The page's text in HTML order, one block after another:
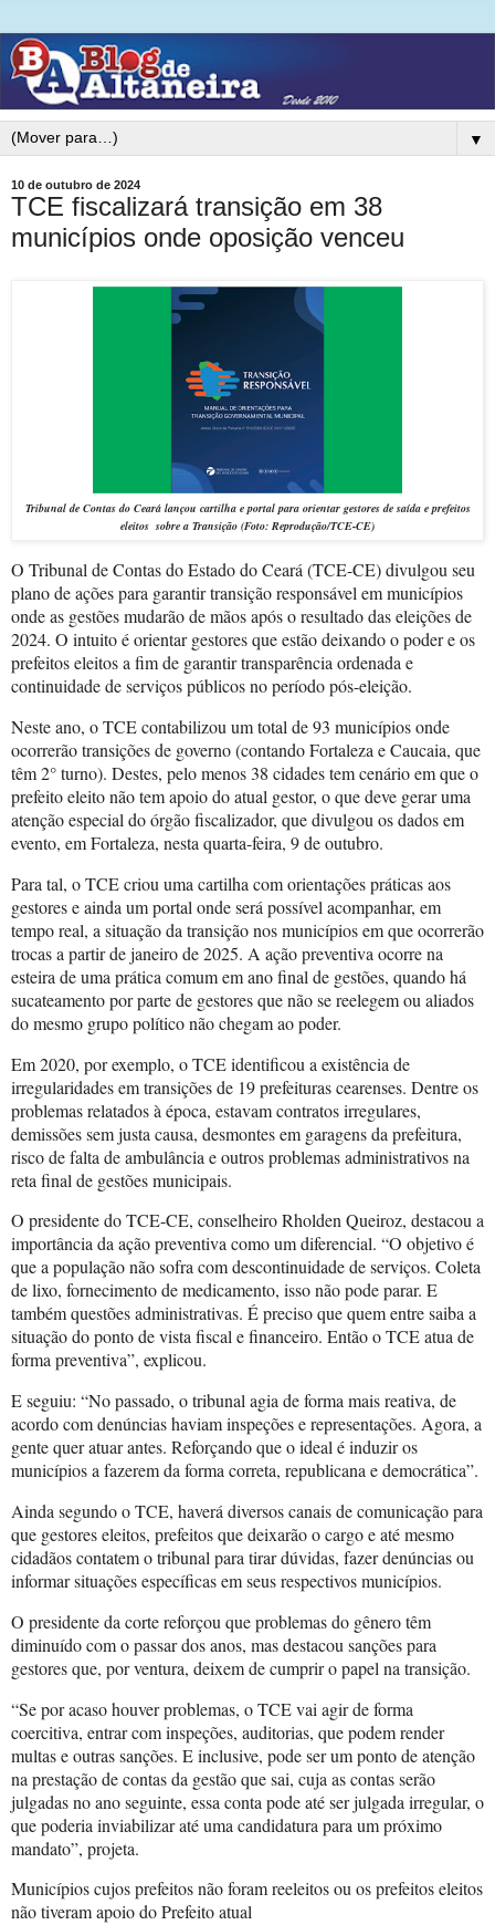
▼
10 de outubro de 2024
TCE fiscalizará transição em 38
municípios onde oposição venceu
Tribunal de Contas do Ceará lançou cartilha e portal para orientar gestores de saída e prefeitos
eleitos sobre a Transição (Foto: Reprodução/TCE-CE)
O Tribunal de Contas do Estado do Ceará (TCE-CE) divulgou seu
plano de ações para garantir transição responsável em municípios
onde as gestões mudarão de mãos após o resultado das eleições de
2024. O intuito é orientar gestores que estão deixando o poder e os
prefeitos eleitos a fim de garantir transparência ordenada e
continuidade de serviços públicos no período pós-eleição.
Neste ano, o TCE contabilizou um total de 93 municípios onde
ocorrerão transições de governo (contando Fortaleza e Caucaia, que
têm 2° turno). Destes, pelo menos 38 cidades tem cenário em que o
prefeito eleito não tem apoio do atual gestor, o que deve gerar uma
atenção especial do órgão fiscalizador, que divulgou os dados em
evento, em Fortaleza, nesta quarta-feira, 9 de outubro.
Para tal, o TCE criou uma cartilha com orientações práticas aos
gestores e ainda um portal onde será possível acompanhar, em
tempo real, a situação da transição nos municípios em que ocorrerão
trocas a partir de janeiro de 2025. A ação preventiva ocorre na
esteira de uma prática comum em ano final de gestões, quando há
sucateamento por parte de gestores que não se reelegem ou aliados
do mesmo grupo político não chegam ao poder.
Em 2020, por exemplo, o TCE identificou a existência de
irregularidades em transições de 19 prefeituras cearenses. Dentre os
problemas relatados à época, estavam contratos irregulares,
demissões sem justa causa, desmontes em garagens da prefeitura,
risco de falta de ambulância e outros problemas administrativos na
reta final de gestões municipais.
O presidente do TCE-CE, conselheiro Rholden Queiroz, destacou a
importância da ação preventiva como um diferencial. “O objetivo é
que a população não sofra com descontinuidade de serviços. Coleta
de lixo, fornecimento de medicamento, isso não pode parar. E
também questões administrativas. É preciso que quem entre saiba a
situação do ponto de vista fiscal e financeiro. Então o TCE atua de
forma preventiva”, explicou.
E seguiu: “No passado, o tribunal agia de forma mais reativa, de
acordo com denúncias haviam inspeções e representações. Agora, a
gente quer atuar antes. Reforçando que o ideal é induzir os
municípios a fazerem da forma correta, republicana e democrática”.
Ainda segundo o TCE, haverá diversos canais de comunicação para
que gestores eleitos, prefeitos que deixarão o cargo e até mesmo
cidadãos contatem o tribunal para tirar dúvidas, fazer denúncias ou
informar situações específicas em seus respectivos municípios.
O presidente da corte reforçou que problemas do gênero têm
diminuído com o passar dos anos, mas destacou sanções para
gestores que, por ventura, deixem de cumprir o papel na transição.
“Se por acaso houver problemas, o TCE vai agir de forma
coercitiva, entrar com inspeções, auditorias, que podem render
multas e outras sanções. E inclusive, pode ser um ponto de atenção
na prestação de contas da gestão que sai, cuja as contas serão
julgadas no ano seguinte, essa conta pode até ser julgada irregular, o
que poderia inviabilizar até uma candidatura para um próximo
mandato”, projeta.
Municípios cujos prefeitos não foram reeleitos ou os prefeitos eleitos
não tiveram apoio do Prefeito atual